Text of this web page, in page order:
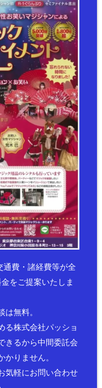
通費・諸経費等が全
をご提案いたしま
は無料。
る株式会社パッショ
きるから中間委託会
かりません。
気軽にお問い合わせ